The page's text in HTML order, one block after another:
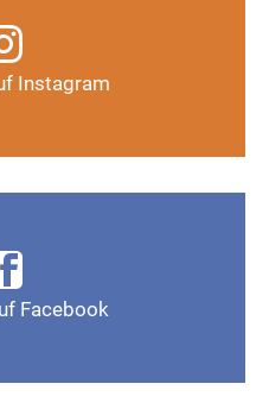
Instagram
Kanal
folgen
Facebook
Stadtfeld